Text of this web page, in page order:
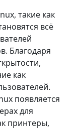
такие как
всё
Благодаря
как
появляется
для
принтеры,